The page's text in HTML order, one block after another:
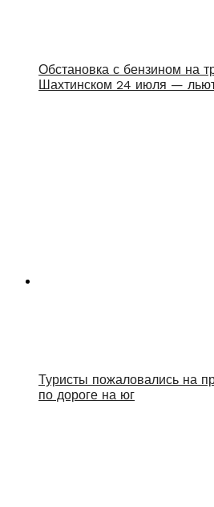
Обстановка с бензином на
Шахтинском 24 июля —
Туристы пожаловались на
по дороге на юг